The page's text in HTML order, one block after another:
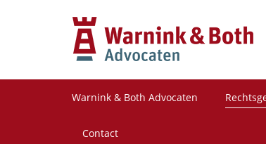
Warnink & Both Advocaten
Contact